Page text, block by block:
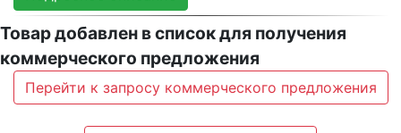
Товар добавлен в список для получения
коммерческого предложения
Перейти к запросу коммерческого предложения